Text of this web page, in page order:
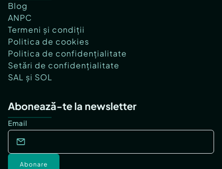
Blog
ANPC
Termeni și condiții
Politica de cookies
Politica de confidențialitate
Setări de confidențialitate
SAL și SOL
Abonează-te la newsletter
Email
Abonare